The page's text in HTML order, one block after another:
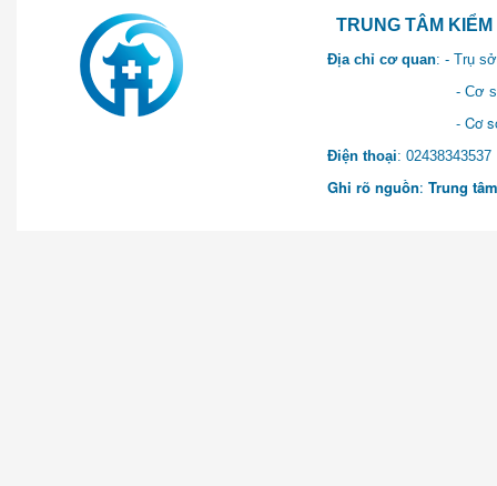
TRUNG TÂM KIỂM SOÁT
Địa chỉ cơ quan: - Trụ
- Cơ sở 2: Khu Hành
- Cơ sở 3: Số 1 Ngõ 2
Điện thoại:
Ghi rõ nguồn: Trung